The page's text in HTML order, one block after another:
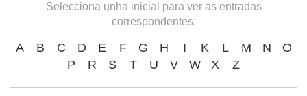
Selecciona unha inicial para ver as entradas
correspondentes:
A B C D E F G H I K L M N
O
P
R S T U V W X Z